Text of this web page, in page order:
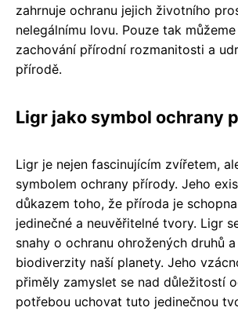
zahrnuje ochranu jejich životního
nelegálnímu lovu. Pouze tak
zachování přírodní rozmanitosti a
přírodě.
Ligr jako symbol ochrany
Ligr je nejen fascinujícím zvířetem,
symbolem ochrany přírody. Jeho
důkazem toho, že příroda je
jedinečné a neuvěřitelné tvory. Ligr
snahy o ochranu ohrožených druhů
biodiverzity naší planety. Jeho
přiměly zamyslet se nad důležitostí
potřebou uchovat tuto jedinečnou